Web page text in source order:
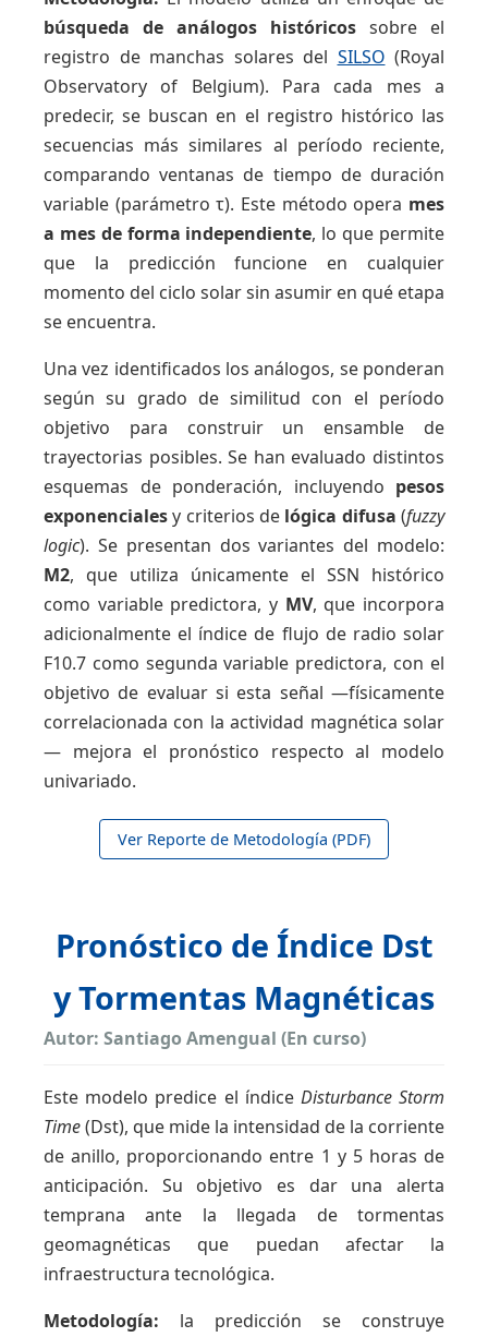
búsqueda de análogos históricos sobre el
registro de manchas solares del SILSO (Royal
Observatory of Belgium). Para cada mes a
predecir, se buscan en el registro histórico las
secuencias más similares al período reciente,
comparando ventanas de tiempo de duración
variable (parámetro τ). Este método opera mes
a mes de forma independiente, lo que permite
que la predicción funcione en cualquier
momento del ciclo solar sin asumir en qué etapa
se encuentra.
Una vez identificados los análogos, se ponderan
según su grado de similitud con el período
objetivo para construir un ensamble de
trayectorias posibles. Se han evaluado distintos
esquemas de ponderación, incluyendo pesos
exponencialesy criterios de lógica difusa (fuzzy
logic). Se presentan dos variantes del modelo:
M2, que utiliza únicamente el SSN histórico
como variable predictora, y MV, que incorpora
adicionalmente el índice de flujo de radio solar
F10.7 como segunda variable predictora, con el
objetivo de evaluar si esta señal —físicamente
correlacionada con la actividad magnética solar
— mejora el pronóstico respecto al modelo
univariado.
Ver Reporte de Metodología (PDF)
Pronóstico de Índice Dst
y Tormentas Magnéticas
Autor: Santiago Amengual (En curso)
Este modelo predice el índice Disturbance Storm
Time(Dst), que mide la intensidad de la corriente
de anillo, proporcionando entre 1 y 5 horas de
anticipación. Su objetivo es dar una alerta
temprana ante la llegada de tormentas
geomagnéticas que puedan afectar la
infraestructura tecnológica.
Metodología: la predicción se construye